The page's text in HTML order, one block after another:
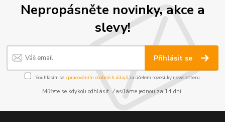
Nepropásněte novinky, akce a
slevy!
Přihlásit se
Souhlasím se zpracováním osobních údajůza účelem rozesílky newsletteru.
Můžete se kdykoli odhlásit. Zasíláme jednou za 14 dní.